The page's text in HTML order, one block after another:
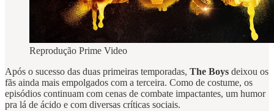
Reprodução Prime Video
Após o sucesso das duas primeiras temporadas, The Boys deixou os
fãs ainda mais empolgados com a terceira. Como de costume, os
episódios continuam com cenas de combate impactantes, um humor
pra lá de ácido e com diversas críticas sociais.